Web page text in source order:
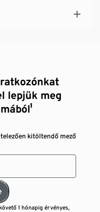
lepjük meg
kitöltendő mező
1 hónapig érvényes,